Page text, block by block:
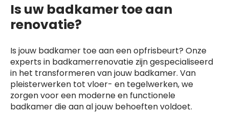
Is uw badkamer toe aan
renovatie?
Is jouw badkamer toe aan een opfrisbeurt? Onze
experts in badkamerrenovatie zijn gespecialiseerd
in het transformeren van jouw badkamer. Van
pleisterwerken tot vloer- en tegelwerken, we
zorgen voor een moderne en functionele
badkamer die aan al jouw behoeften voldoet.